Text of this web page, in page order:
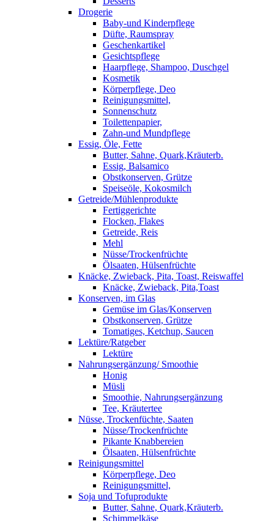
Drogerie
Baby-und Kinderpflege
Düfte, Raumspray
Geschenkartikel
Gesichtspflege
Haarpflege, Shampoo, Duschgel
Kosmetik
Körperpflege, Deo
Reinigungsmittel,
Sonnenschutz
Toilettenpapier,
Zahn-und Mundpflege
Essig, Öle, Fette
Butter, Sahne, Quark,Kräuterb.
Essig, Balsamico
Obstkonserven, Grütze
Speiseöle, Kokosmilch
Getreide/Mühlenprodukte
Fertiggerichte
Flocken, Flakes
Getreide, Reis
Mehl
Nüsse/Trockenfrüchte
Ölsaaten, Hülsenfrüchte
Knäcke, Zwieback, Pita, Toast, Reiswaffel
Knäcke, Zwieback, Pita,Toast
Konserven, im Glas
Gemüse im Glas/Konserven
Obstkonserven, Grütze
Tomatiges, Ketchup, Saucen
Lektüre/Ratgeber
Lektüre
Nahrungsergänzung/ Smoothie
Honig
Müsli
Smoothie, Nahrungsergänzung
Tee, Kräutertee
Nüsse, Trockenfüchte, Saaten
Nüsse/Trockenfrüchte
Pikante Knabbereien
Ölsaaten, Hülsenfrüchte
Reinigungsmittel
Körperpflege, Deo
Reinigungsmittel,
Soja und Tofuprodukte
Butter, Sahne, Quark,Kräuterb.
Schimmelkäse